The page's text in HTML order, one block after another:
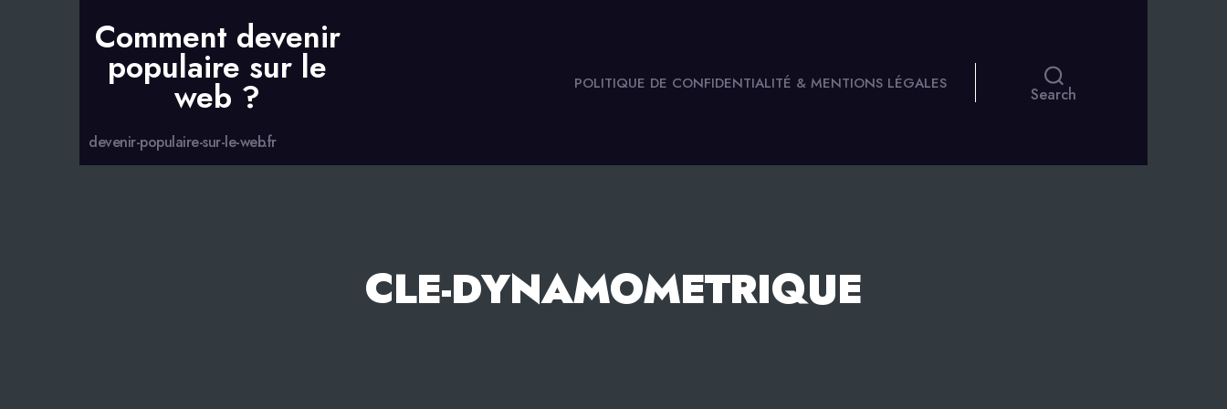
Comment devenir
populaire sur le
web ?
devenir-populaire-sur-le-web.fr
POLITIQUE DE CONFIDENTIALITÉ & MENTIONS LÉGALES
Search
CLE-DYNAMOMETRIQUE